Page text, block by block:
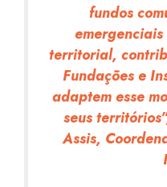
fundos
territorial,
Fundações e
adaptem esse
seus
Assis,